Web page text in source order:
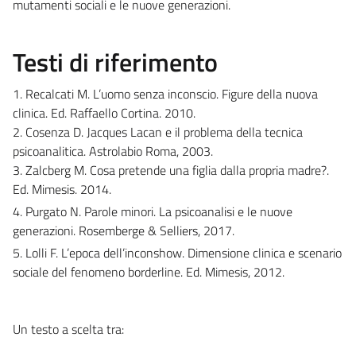
mutamenti sociali e le nuove generazioni.
Testi di riferimento
1. Recalcati M. L’uomo senza inconscio. Figure della nuova
clinica. Ed. Raffaello Cortina. 2010.
2. Cosenza D. Jacques Lacan e il problema della tecnica
psicoanalitica. Astrolabio Roma, 2003.
3. Zalcberg M. Cosa pretende una figlia dalla propria madre?.
Ed. Mimesis. 2014.
4. Purgato N. Parole minori. La psicoanalisi e le nuove
generazioni. Rosemberge & Selliers, 2017.
5. Lolli F. L’epoca dell’inconshow. Dimensione clinica e scenario
sociale del fenomeno borderline. Ed. Mimesis, 2012.
Un testo a scelta tra: